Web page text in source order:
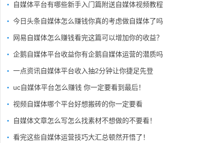
自媒体平台有哪些新手入门篇附送自媒体视频教程
今日头条自媒体怎么赚钱你真的考虑做自媒体了吗
网易自媒体怎么赚钱看完这篇可以增加你的收益？
企鹅自媒体平台收益你有企鹅自媒体运营的潜质吗
一点资讯自媒体平台收入抽2分钟让你捷足先登
uc自媒体平台怎么赚钱 你一定要看到最后！
视频自媒体哪个平台好想搬砖的你一定要看
自媒体文章怎么写怎么找素材不想做的不要看！
看完这些自媒体运营技巧大汇总顿然开悟了！